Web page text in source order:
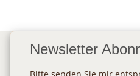
Newsletter